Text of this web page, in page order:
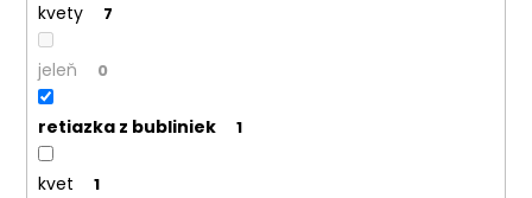
kvety 7
jeleň 0
retiazka z bubliniek 1
kvet 1